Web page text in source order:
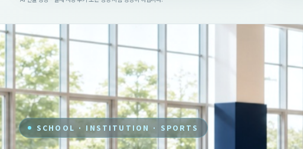
SCHOOL · INSTITUTION · SPORTS